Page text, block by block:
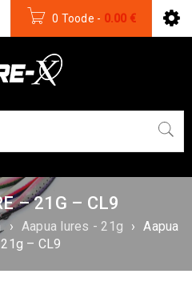
0 Toode - 0.00 €
– 21G – CL9
› Aapua lures - 21g › Aapua
– CL9